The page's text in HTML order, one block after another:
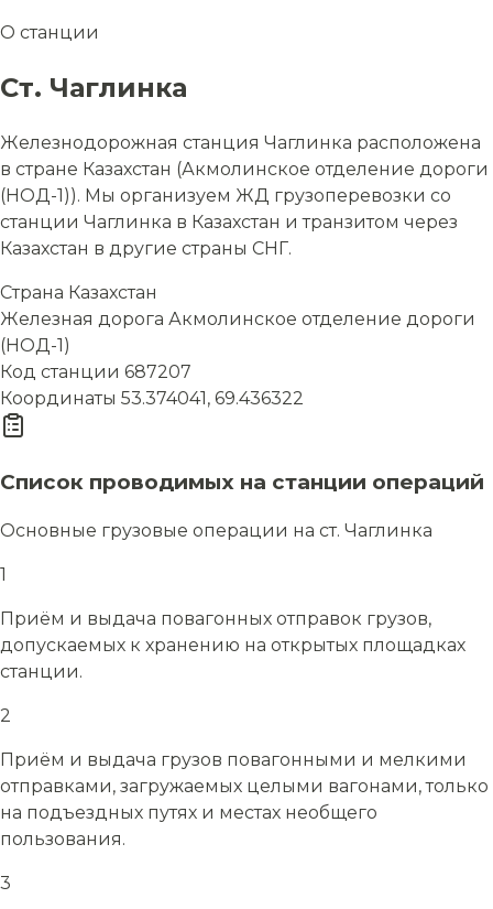
О станции
Ст. Чаглинка
Железнодорожная станция Чаглинка расположена
в стране Казахстан (Акмолинское отделение дороги
(НОД-1)). Мы организуем ЖД грузоперевозки со
станции Чаглинка в Казахстан и транзитом через
Казахстан в другие страны СНГ.
Страна Казахстан
Железная дорога Акмолинское отделение дороги
(НОД-1)
Код станции 687207
Координаты 53.374041, 69.436322
Список проводимых на станции операций
Основные грузовые операции на ст. Чаглинка
1
Приём и выдача повагонных отправок грузов,
допускаемых к хранению на открытых площадках
станции.
2
Приём и выдача грузов повагонными и мелкими
отправками, загружаемых целыми вагонами, только
на подъездных путях и местах необщего
пользования.
3